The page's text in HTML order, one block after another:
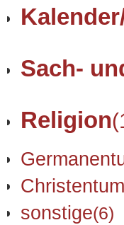
Sach-
Religion
Christentum
sonstige(6)